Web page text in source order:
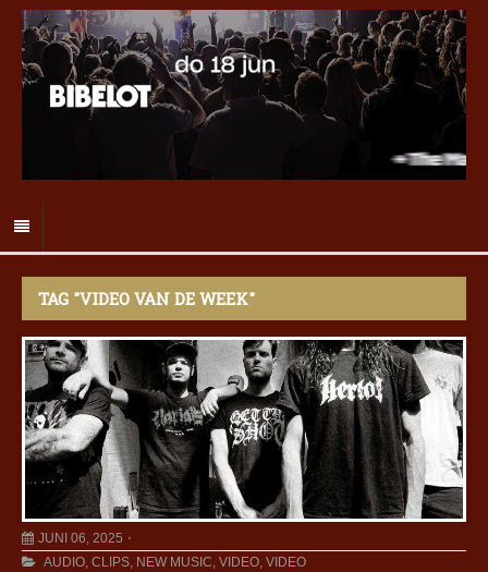
TAG "VIDEO VAN DE WEEK"
JUNI 06, 2025
AUDIO, CLIPS, NEW MUSIC, VIDEO, VIDEO